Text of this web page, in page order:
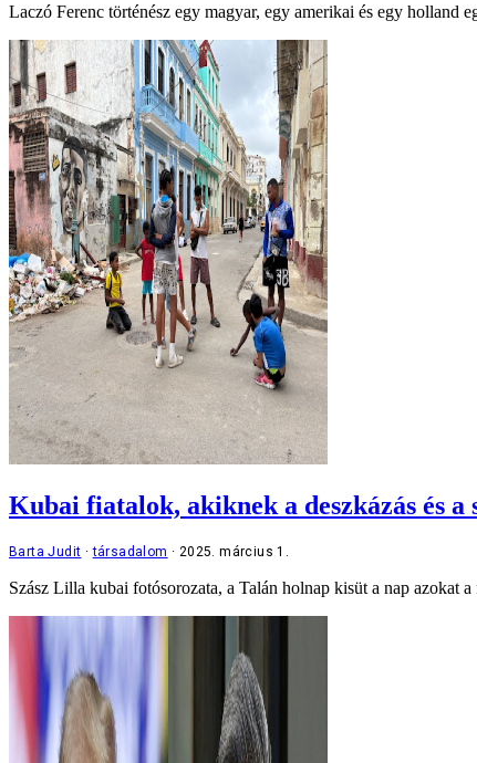
Laczó Ferenc történész egy magyar, egy amerikai és egy holland
Kubai fiatalok, akiknek a deszkázás és
Barta Judit társadalom 2025. március 1.
Szász Lilla kubai fotósorozata, a Talán holnap kisüt a nap azokat